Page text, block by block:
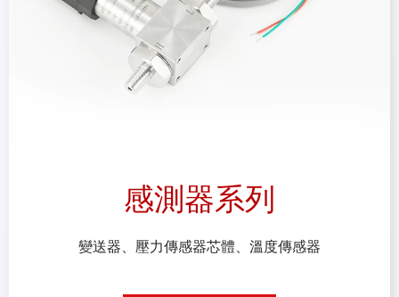
感測器系列
變送器、壓力傳感器芯體、溫度傳感器